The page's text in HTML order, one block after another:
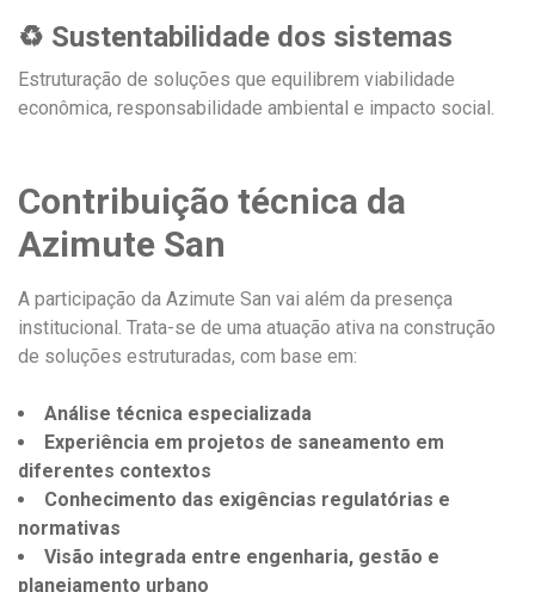
♻️ Sustentabilidade dos sistemas
Estruturação de soluções que equilibrem viabilidade
econômica, responsabilidade ambiental e impacto social.
Contribuição técnica da
Azimute San
A participação da Azimute San vai além da presença
institucional. Trata-se de uma atuação ativa na construção
de soluções estruturadas, com base em:
Análise técnica especializada
Experiência em projetos de saneamento em
diferentes contextos
Conhecimento das exigências regulatórias e
normativas
Visão integrada entre engenharia, gestão e
planejamento urbano